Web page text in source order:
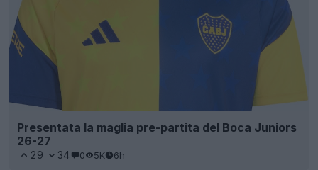
Presentata la maglia pre-partita del Boca Juniors
26-27
29 34 0 5K 6h